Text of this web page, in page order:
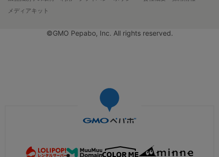
メディアキット
©GMO Pepabo, Inc. All rights reserved.